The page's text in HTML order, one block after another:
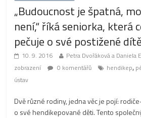
„Budoucnost je špatná,
není,“ říká seniorka, která
pečuje o své postižené dítě
10. 9. 2016 Petra Dvořáková a Daniela
zobrazení
0 komentářů hendikep,
ústav
Dvě různé rodiny, jedna věc je pojí:
o své hendikepované děti. Tento